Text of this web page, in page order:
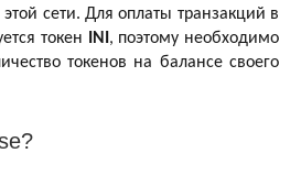
этой сети. Для оплаты транзакций в
токен
INI , поэтому необходимо
токенов на балансе своего